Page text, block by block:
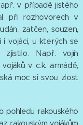
v případě jistého
při rozhovorech v
zatčen, souzen,
i vojáci, u kterých se
zjistilo. Např. vojín
v c.k. armádě,
moc si svou zlost
pohledu rakouského